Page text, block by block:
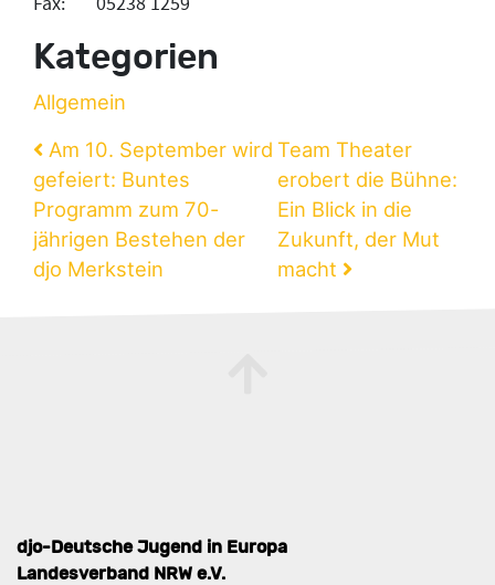
Kategorien
Allgemein
Beitragsnavigation
Am 10. September wird
gefeiert: Buntes
Programm zum 70-
jährigen Bestehen der
djo Merkstein
Team Theater
erobert die Bühne:
Ein Blick in die
Zukunft, der Mut
macht
djo-Deutsche Jugend in Europa
Landesverband NRW e.V.